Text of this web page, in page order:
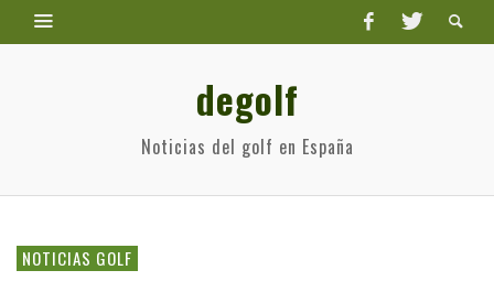
degolf
Noticias del golf en España
NOTICIAS GOLF